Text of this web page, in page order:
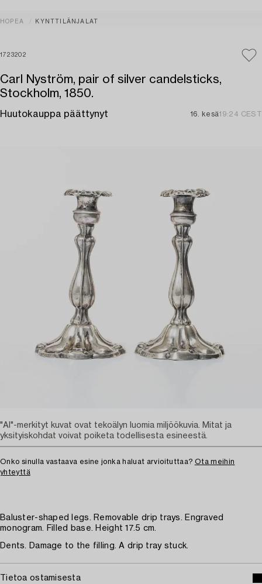
HOPEA KYNTTILÄNJALAT
1723202
Carl Nyström, pair of silver candelsticks,
Stockholm, 1850.
Huutokauppa päättynyt 16. kesä19:24 CEST
Onko sinulla vastaava esine jonka haluat arvioituttaa? Ota meihin
yhteyttä
Baluster-shaped legs. Removable drip trays. Engraved
monogram. Filled base. Height 17.5 cm.
Dents. Damage to the filling. A drip tray stuck.
Tietoa ostamisesta
"AI"-merkityt kuvat ovat tekoälyn luomia miljöökuvia. Mitat ja
yksityiskohdat voivat poiketa todellisesta esineestä.